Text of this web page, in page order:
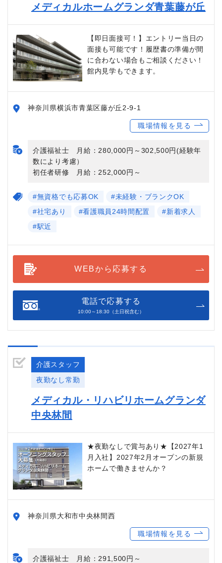
メディカルホームグランダ青葉藤が丘
【即日面接可！】エントリー当日の
面接も可能です！履歴書の準備が間
に合わない場合もご相談ください！
館内見学もできます。
神奈川県横浜市青葉区藤が丘2-9-1
職場情報を見る
介護福祉士 月給：280,000円～302,500円(経験年
数により考慮）
初任者研修 月給：252,000円～
#無資格でも応募OK
#未経験・ブランクOK
#社宅あり
#看護職員24時間配置
#新着求人
#駅近
WEBから応募する
電話で応募する
10:00～18:30（土日祝含む）
介護スタッフ
夜勤なし常勤
メディカル・リハビリホームグランダ
中央林間
★夜勤なしで賞与あり★【2027年1
月入社】2027年2月オープンの新規
ホームで働きませんか？
神奈川県大和市中央林間西
職場情報を見る
介護福祉士 月給：291,500円～